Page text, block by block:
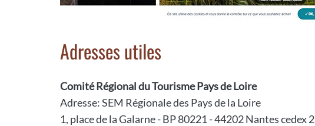
Adresses utiles
Comité Régional du Tourisme Pays de Loire
Adresse: SEM Régionale des Pays de la Loire
1, place de la Galarne - BP 80221 - 44202 Nantes cedex 2